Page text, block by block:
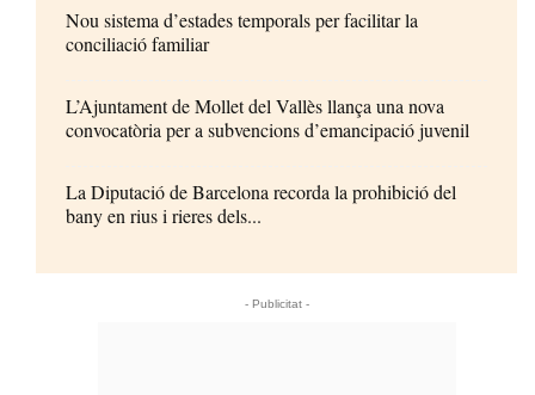
Nou sistema d’estades temporals per facilitar la
conciliació familiar
L’Ajuntament de Mollet del Vallès llança una nova
convocatòria per a subvencions d’emancipació juvenil
La Diputació de Barcelona recorda la prohibició del
bany en rius i rieres dels...
- Publicitat -